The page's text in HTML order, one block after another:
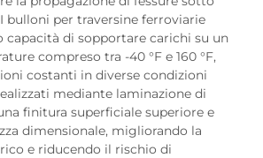
bulloni per traversine ferroviarie
capacità di sopportare carichi su un
compreso tra -40 °F e 160 °F,
costanti in diverse condizioni
mediante laminazione di
finitura superficiale superiore e
dimensionale, migliorando la
e riducendo il rischio di